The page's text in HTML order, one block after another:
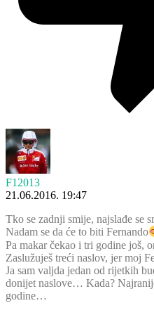
F12013
21.06.2016. 19:47
Tko se zadnji smije, najslađe se
Nadam se da će to biti Fernando
Pa makar čekao i tri godine još,
Zaslužuješ treći naslov, jer moj
Ja sam valjda jedan od rijetkih
donijet naslove… Kada?
godine…